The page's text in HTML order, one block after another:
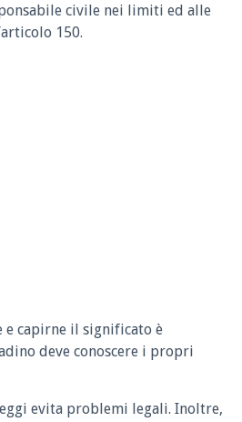
civile nei limiti ed alle
150.
e capirne il significato è
deve conoscere i propri
evita problemi legali. Inoltre,